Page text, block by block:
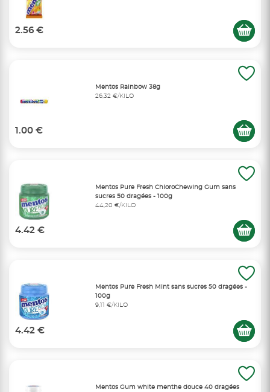
2.56 €
Mentos Rainbow 38g
26,32 €/KILO
1.00 €
Mentos Pure Fresh ChloroChewing Gum sans
sucres 50 dragées - 100g
44,20 €/KILO
4.42 €
Mentos Pure Fresh Mint sans sucres 50 dragées -
100g
9,11 €/KILO
4.42 €
Mentos Gum white menthe douce 40 dragées